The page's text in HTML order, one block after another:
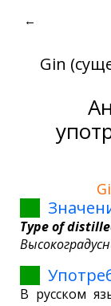
←
Gin
Type of
В русском